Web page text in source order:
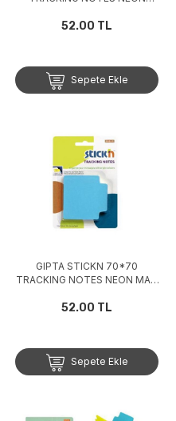
52.00 TL
Sepete Ekle
GIPTA STICKN 70*70
TRACKING NOTES NEON MAVİ
52.00 TL
Sepete Ekle